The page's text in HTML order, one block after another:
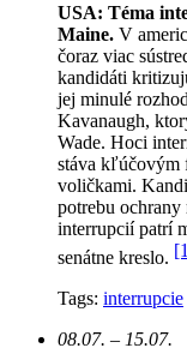
USA: Téma
Maine. V
čoraz viac
kandidáti
jej minulé
Kavanaugh,
Wade. Hoci
stáva kľúčovým
voličkami.
potrebu
interrupcií patrí
senátne kreslo.
Tags: interrupcie
08.07. – 15.07.